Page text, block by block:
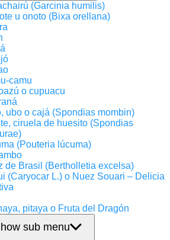
(Garcinia humilis)
u onoto (Bixa orellana)
camu
o cupuacu
ubo o cajá (Spondias mombin)
ciruela de huesito (Spondias
(Pouteria lúcuma)
de Brasil (Bertholletia excelsa)
(Caryocar L.) o Nuez Souari – Delicia
pitaya o Fruta del Dragón
sub menu